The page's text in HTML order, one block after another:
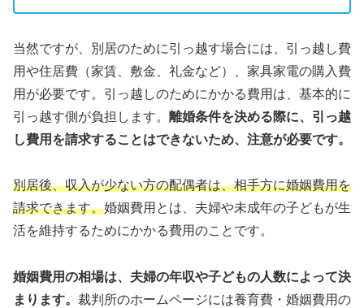
当然ですが、別居のために引っ越す場合には、引っ越し費
用や住居費（家賃、敷金、礼金など）、家具家電の購入費
用が必要です。引っ越しのためにかかる費用は、基本的に
引っ越す側が負担します。 離婚条件を決める際に、引っ越
し費用を請求することはできないため、注意が必要です。
別居後、収入が少ない方の配偶者は、相手方に婚姻費用を
請求できます。婚姻費用とは、夫婦や未成年の子どもが生
活を維持するためにかかる費用のことです。
婚姻費用の相場は、夫婦の年収や子どもの人数によって決
まります。 裁判所のホームページには養育費・婚姻費用の